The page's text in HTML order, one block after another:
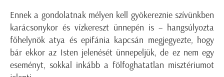
Ennek a gondolatnak mélyen kell gyökereznie szívünkben
karácsonykor és vízkereszt ünnepén is – hangsúlyozta
főhelynök atya és epifánia kapcsán megjegyezte, hogy
bár ekkor az Isten jelenését ünnepeljük, de ez nem egy
eseményt, sokkal inkább a fölfoghatatlan misztériumot